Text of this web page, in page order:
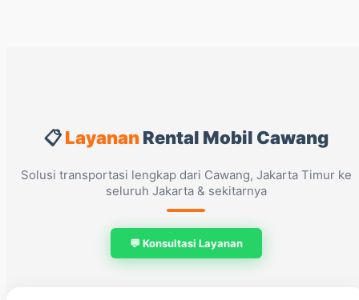
📋LayananRental Mobil Cawang
Solusi transportasi lengkap dari Cawang, Jakarta Timur ke
seluruh Jakarta & sekitarnya
💬 Konsultasi Layanan